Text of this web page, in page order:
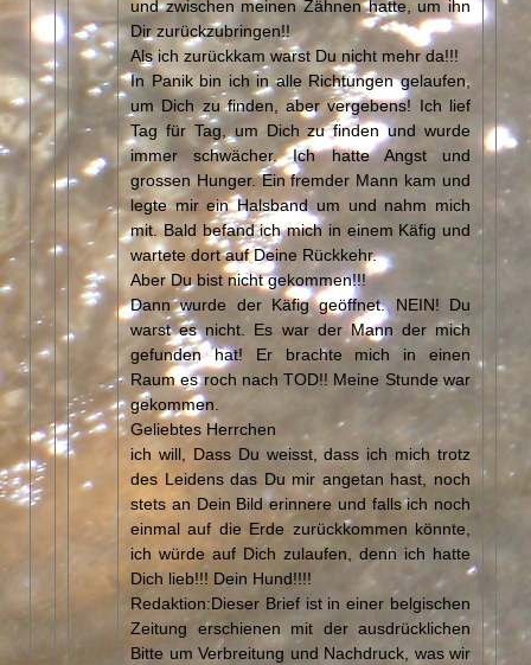
und zwischen meinen Zähnen hatte, um ihn
Dir zurückzubringen!!
Als ich zurückkam warst Du nicht mehr da!!!
In Panik bin ich in alle Richtungen gelaufen,
um Dich zu finden, aber vergebens! Ich lief
Tag für Tag, um Dich zu finden und wurde
immer schwächer. Ich hatte Angst und
grossen Hunger. Ein fremder Mann kam und
legte mir ein Halsband um und nahm mich
mit. Bald befand ich mich in einem Käfig und
wartete dort auf Deine Rückkehr.
Aber Du bist nicht gekommen!!!
Dann wurde der Käfig geöffnet. NEIN! Du
warst es nicht. Es war der Mann der mich
gefunden hat! Er brachte mich in einen
Raum es roch nach TOD!! Meine Stunde war
gekommen.
Geliebtes Herrchen
ich will, Dass Du weisst, dass ich mich trotz
des Leidens das Du mir angetan hast, noch
stets an Dein Bild erinnere und falls ich noch
einmal auf die Erde zurückkommen könnte,
ich würde auf Dich zulaufen, denn ich hatte
Dich lieb!!! Dein Hund!!!!
Redaktion:Dieser Brief ist in einer belgischen
Zeitung erschienen mit der ausdrücklichen
Bitte um Verbreitung und Nachdruck, was wir